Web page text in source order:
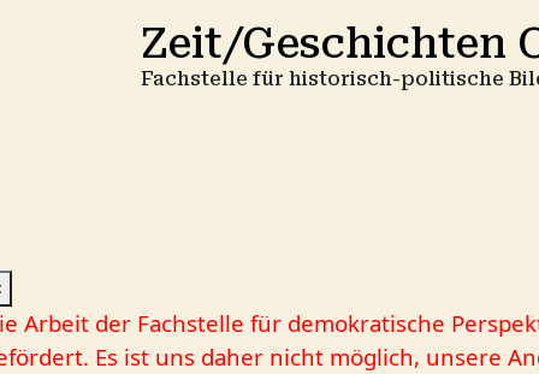
Zeit/Geschichten
Fachstelle für historisch-politische
Arbeit der Fachstelle für demokratische
Es ist uns daher nicht möglich, unsere